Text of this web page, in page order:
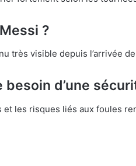
?
très visible depuis l’arrivée
d’une
les risques liés aux foules